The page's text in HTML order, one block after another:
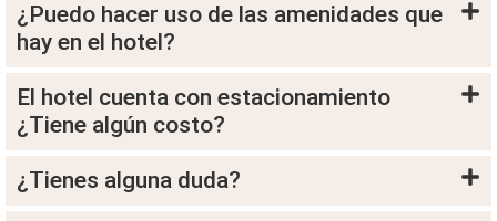
¿Puedo hacer uso de las amenidades que
hay en el hotel?
El hotel cuenta con estacionamiento
¿Tiene algún costo?
¿Tienes alguna duda?